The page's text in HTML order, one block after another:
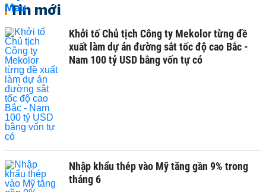
Tin mới
Khởi tố Chủ tịch Công ty Mekolor từng đề
xuất làm dự án đường sắt tốc độ cao Bắc -
Nam 100 tỷ USD bằng vốn tự có
Nhập khẩu thép vào Mỹ tăng gần 9% trong
tháng 6